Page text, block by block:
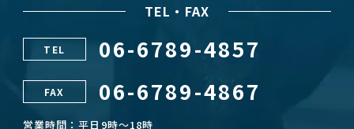
TEL・FAX
TEL 06-6789-4857
FAX 06-6789-4867
営業時間：平日9時～18時